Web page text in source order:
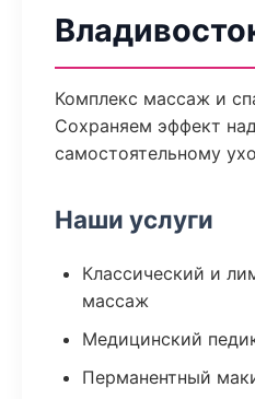
Комплекс массаж и
Сохраняем эффект
самостоятельному
Наши услуги
Классический и
массаж
Медицинский
Перманентный